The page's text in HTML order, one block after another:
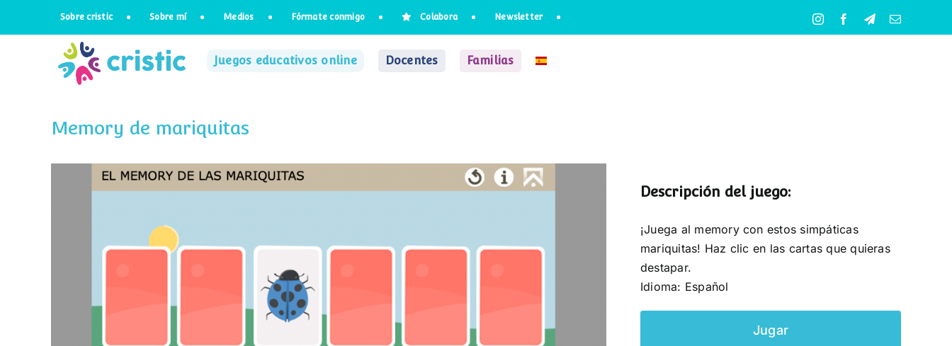
Sobre cristic Sobre mí Medios Fórmate conmigo Colabora Newsletter InstagramFacebookTelegramCorreo
Juegos educativos online Docentes Familias
Memory de mariquitas
Descripción del juego:
¡Juega al memory con estos simpáticas
mariquitas! Haz clic en las cartas que quieras
destapar.
Idioma: Español
Jugar